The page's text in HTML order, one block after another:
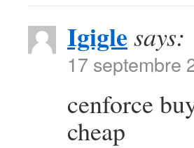
Igigle says:
17 septembre
cenforce
cheap